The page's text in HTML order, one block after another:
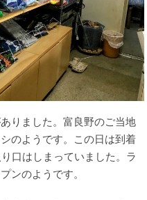
りました。富良野のご当地
のようです。この日は到着
口はしまっていました。ラ
ンのようです。